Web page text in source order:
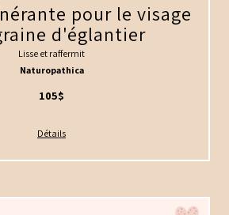
pour le visage
d'églantier
Lisse et raffermit
Naturopathica
105$
Détails